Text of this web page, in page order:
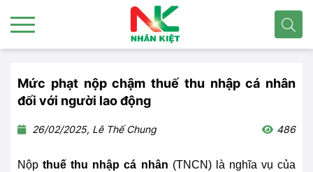
Mức phạt nộp chậm thuế thu nhập cá nhân
đối với người lao động
26/02/2025, Lê Thế Chung 486
Nộpthuế thu nhập cá nhân (TNCN) là nghĩa vụ của